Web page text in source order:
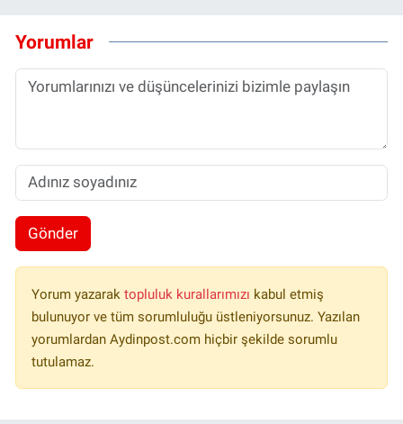
Yorumlar
Gönder
Yorum yazarak topluluk kurallarımızı kabul etmiş
bulunuyor ve tüm sorumluluğu üstleniyorsunuz. Yazılan
yorumlardan Aydinpost.com hiçbir şekilde sorumlu
tutulamaz.